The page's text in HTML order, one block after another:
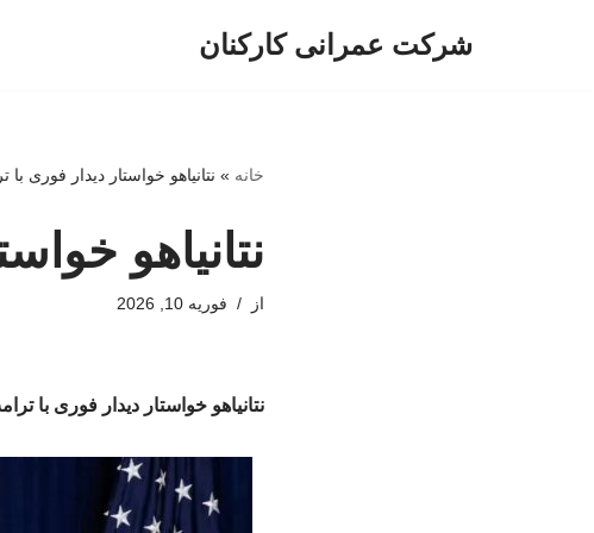
شرکت عمرانی کارکنان
خانه » نتانیاهو خواستار دیدار فوری
نتانیاهو
از فوریه 10, 2026
نتانیاهو خواستار دیدار فوری با